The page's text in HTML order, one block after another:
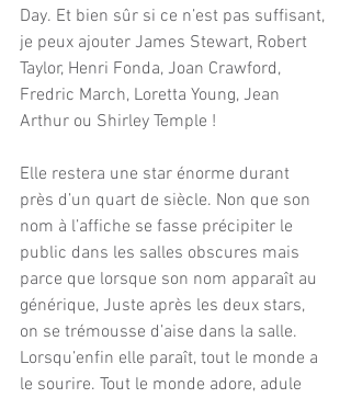
Day. Et bien sûr si ce n’est pas suffisant,
je peux ajouter James Stewart, Robert
Taylor, Henri Fonda, Joan Crawford,
Fredric March, Loretta Young, Jean
Arthur ou Shirley Temple !
Elle restera une star énorme durant
près d’un quart de siècle. Non que son
nom à l’affiche se fasse précipiter le
public dans les salles obscures mais
parce que lorsque son nom apparaît au
générique, Juste après les deux stars,
on se trémousse d’aise dans la salle.
Lorsqu’enfin elle paraît, tout le monde a
le sourire. Tout le monde adore, adule